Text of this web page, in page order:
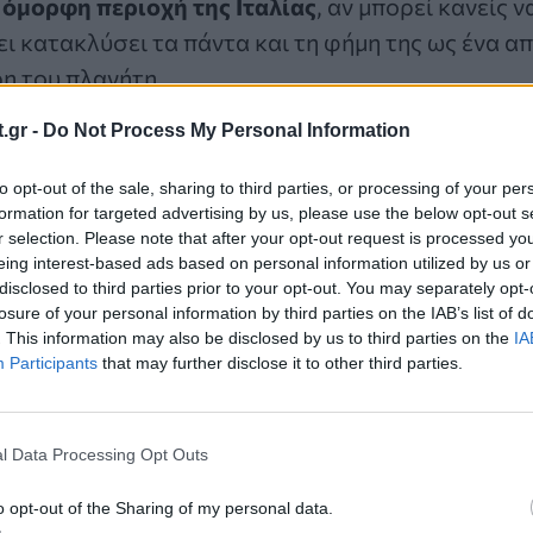
- Do Not Process My Personal Information
opt-out of the sale, sharing to third parties, or processing of your
for targeted advertising by us, please use the below opt-out
selection. Please note that after your opt-out request is processed
interest-based ads based on personal information utilized by us
to third parties prior to your opt-out. You may separately
of your personal information by third parties on the IAB’s list of
This information may also be disclosed by us to third parties on the
Participants that may further disclose it to other third parties.
Data Processing Opt Outs
opt-out of the Sharing of my personal data.
κατακλύσει τα πάντα και τη φήμη της ως ένα
του πλανήτη.
«πιο ανατριχιαστικό νησί του κόσμου»;
αιώνα, το νησί χρησιμοποιήθηκε για να
ενδοχώρα, αρχικά ως σταθμός καραντίνας
αργότερα, στον 20ό αιώνα, ωςψυχιατρικό
το νοσοκομείο τη δεκαετία του ’60, το νησί
Geographic, περίπου 100.000 άνθρωποι